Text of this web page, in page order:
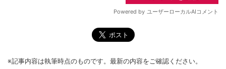
※記事内容は執筆時点のものです。最新の内容をご確認ください。